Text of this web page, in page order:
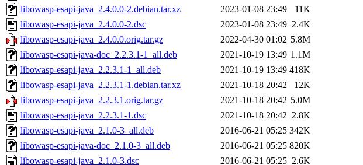
libowasp-esapi-java_2.4.0.0-2.debian.tar.xz
2023-01-08 23:49
11K
libowasp-esapi-java_2.4.0.0-2.dsc
2023-01-08 23:49 2.4K
libowasp-esapi-java_2.4.0.0.orig.tar.gz
2022-04-30 01:02 5.8M
libowasp-esapi-java-doc_2.2.3.1-1_all.deb
2021-10-19 13:49 1.1M
libowasp-esapi-java_2.2.3.1-1_all.deb
2021-10-19 13:49 418K
libowasp-esapi-java_2.2.3.1-1.debian.tar.xz
2021-10-18 20:42
12K
libowasp-esapi-java_2.2.3.1.orig.tar.gz
2021-10-18 20:42 5.0M
libowasp-esapi-java_2.2.3.1-1.dsc
2021-10-18 20:42 2.8K
libowasp-esapi-java_2.1.0-3_all.deb
2016-06-21 05:25 342K
libowasp-esapi-java-doc_2.1.0-3_all.deb
2016-06-21 05:25 820K
libowasp-esapi-java_2.1.0-3.dsc
2016-06-21 05:25 2.6K